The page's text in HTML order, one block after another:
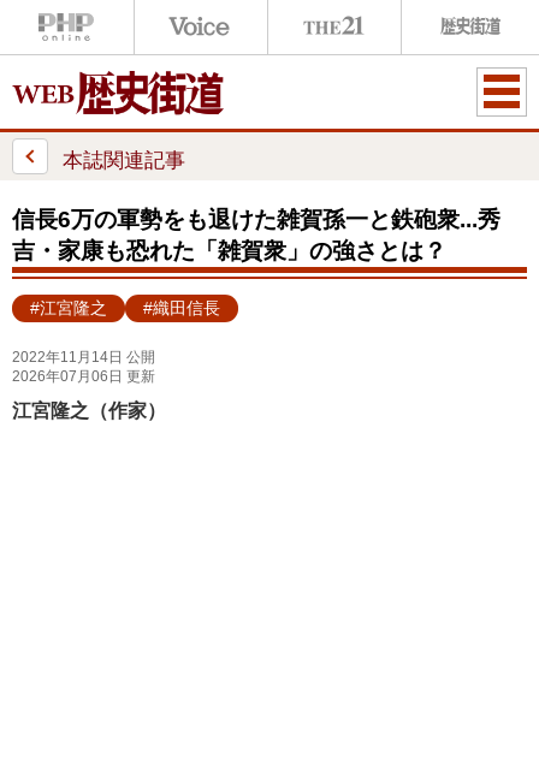
ME
本誌関連記事
信長6万の軍勢をも退けた雑賀孫一と鉄砲衆...秀
吉・家康も恐れた「雑賀衆」の強さとは？
#江宮隆之 #織田信長
2022年11月14日 公開
2026年07月06日 更新
江宮隆之（作家）